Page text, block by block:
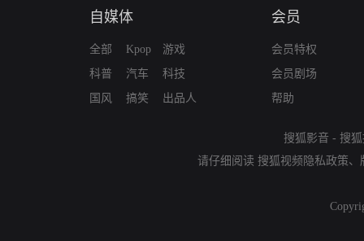
自媒体
全部
科普
国风
Kpop
汽车
搞笑
游戏
科技
出品人
会员
会员特权
会员剧场
帮助
搜狐影音 - 搜
请仔细阅读 搜狐视频隐私政策、